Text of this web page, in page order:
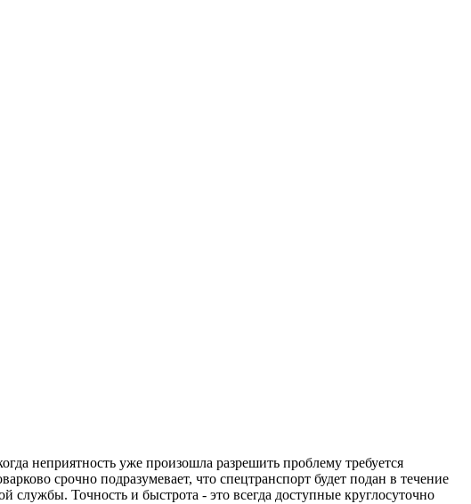
неприятность уже произошла разрешить проблему требуется
срочно подразумевает, что спецтранспорт будет подан в течение
службы. Точность и быстрота - это всегда доступные круглосуточно